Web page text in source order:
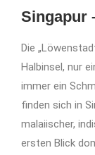
Singapur
Die
Halbinsel, nur
immer ein
finden sich in
malaiischer,
ersten Blick